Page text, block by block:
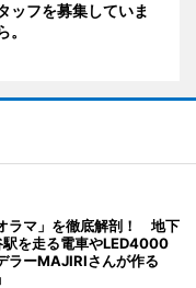
ッフを募集していま
ラマ」を徹底解剖！ 地下
駅を走る電車やLED4000
ーMAJIRIさんが作る